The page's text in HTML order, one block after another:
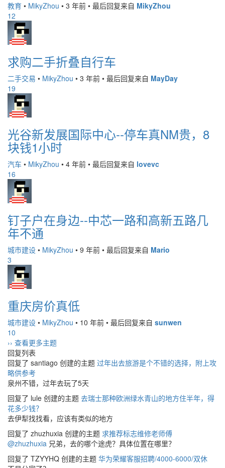
教育 • MikyZhou • 3 年前 • 最后回复来自 MikyZhou
12
求购二手折叠自行车
二手交易 • MikyZhou • 3 年前 • 最后回复来自 MayDay
19
光谷新发展国际中心--停车真NM贵，8
块钱1小时
汽车 • MikyZhou • 4 年前 • 最后回复来自 lovevc
16
钉子户在身边--中芯一路和高新五路几
年不通
城市建设 • MikyZhou • 9 年前 • 最后回复来自 Mario
3
重庆房价真低
城市建设 • MikyZhou • 10 年前 • 最后回复来自 sunwen
10
›› 查看更多主题
回复列表
回复了 santiago 创建的主题 过年出去旅游是个不错的选择，附上攻
略供参考
泉州不错，过年去玩了5天
回复了 lule 创建的主题 去瑞士那种欧洲绿水青山的地方住半年，得
花多少钱？
去伊犁找找看，应该有类似的地方
回复了 zhuzhuxia 创建的主题 求推荐标志维修老师傅
@zhuzhuxia 兄弟，去的哪个途虎？具体位置在哪里？
回复了 TZYYHQ 创建的主题 华为荣耀客服招聘/4000-6000/双休